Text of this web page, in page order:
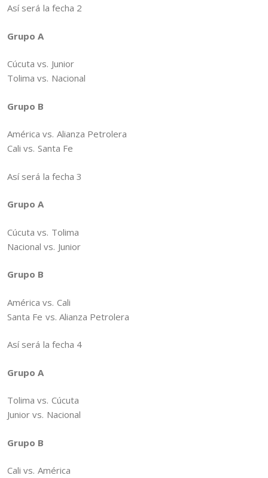
Así será la fecha 2
Grupo A
Cúcuta vs. Junior
Tolima vs. Nacional
Grupo B
América vs. Alianza Petrolera
Cali vs. Santa Fe
Así será la fecha 3
Grupo A
Cúcuta vs. Tolima
Nacional vs. Junior
Grupo B
América vs. Cali
​Santa Fe vs. Alianza Petrolera
Así será la fecha 4
Grupo A
Tolima vs. Cúcuta
Junior vs. Nacional
Grupo B
Cali vs. América